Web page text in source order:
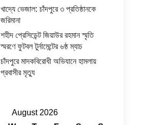
খাদ্যে ভেজাল: চাঁদপুরে ৩ প্রতিষ্ঠানকে
জরিমানা
শহীদ প্রেসিডেন্ট জিয়াউর রহমান স্মৃতি
স্মরণে ফুটবল টুর্নামেন্টের ৬ষ্ঠ ম্যাচ
চাঁদপুরে মাদকবিরোধী অভিযানে হামলায়
প্রবাসীর মৃত্যু
August 2026